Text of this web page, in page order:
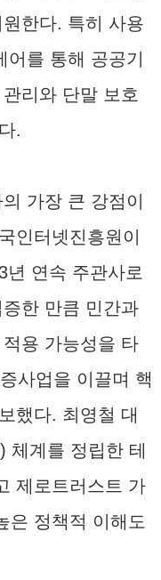
한다. 특히 사용
를 통해 공공기
리와 단말 보호
.
가장 큰 강점이
인터넷진흥원이
년 연속 주관사로
한 만큼 민간과
용 가능성을 타
사업을 이끌며 핵
했다. 최영철 대
체계를 정립한 테
제로트러스트 가
은 정책적 이해도